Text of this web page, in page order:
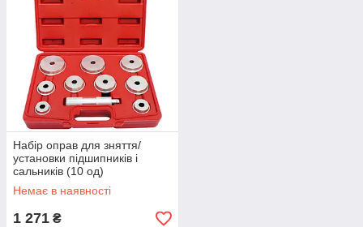
Набір оправ для зняття/
установки підшипників і
сальників (10 од)
HESHITOOLS HS-E2010
Немає в наявності
1 271 ₴